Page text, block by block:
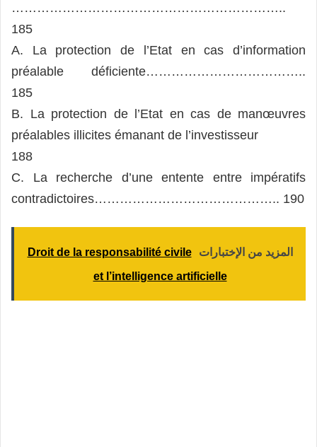
………………………………………………………..
185
A. La protection de l’Etat en cas d’information
préalable déficiente………………………………..
185
B. La protection de l’Etat en cas de manœuvres
préalables illicites émanant de l’investisseur
188
C. La recherche d’une entente entre impératifs
contradictoires…………………………………….. 190
المزيد من الإختبارات
Droit de la responsabilité civile
et l’intelligence artificielle